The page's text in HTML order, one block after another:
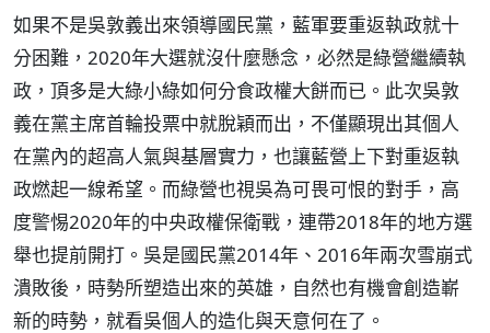
如果不是吳敦義出來領導國民黨，藍軍要重返執政就十
分困難，2020年大選就沒什麼懸念，必然是綠營繼續執
政，頂多是大綠小綠如何分食政權大餅而已。此次吳敦
義在黨主席首輪投票中就脫穎而出，不僅顯現出其個人
在黨內的超高人氣與基層實力，也讓藍營上下對重返執
政燃起一線希望。而綠營也視吳為可畏可恨的對手，高
度警惕2020年的中央政權保衛戰，連帶2018年的地方選
舉也提前開打。吳是國民黨2014年、2016年兩次雪崩式
潰敗後，時勢所塑造出來的英雄，自然也有機會創造嶄
新的時勢，就看吳個人的造化與天意何在了。